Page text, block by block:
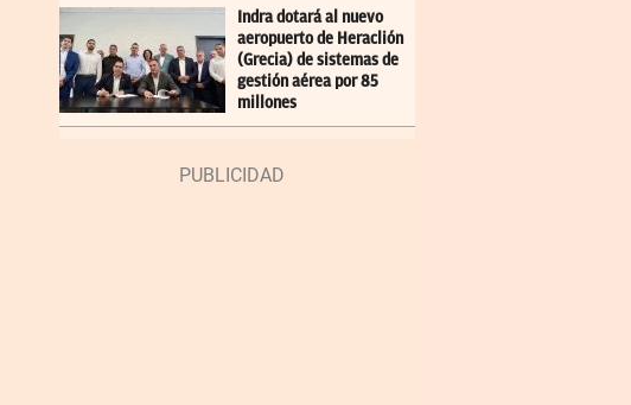
Indra dotará al nuevo
aeropuerto de Heraclión
(Grecia) de sistemas de
gestión aérea por 85
millones